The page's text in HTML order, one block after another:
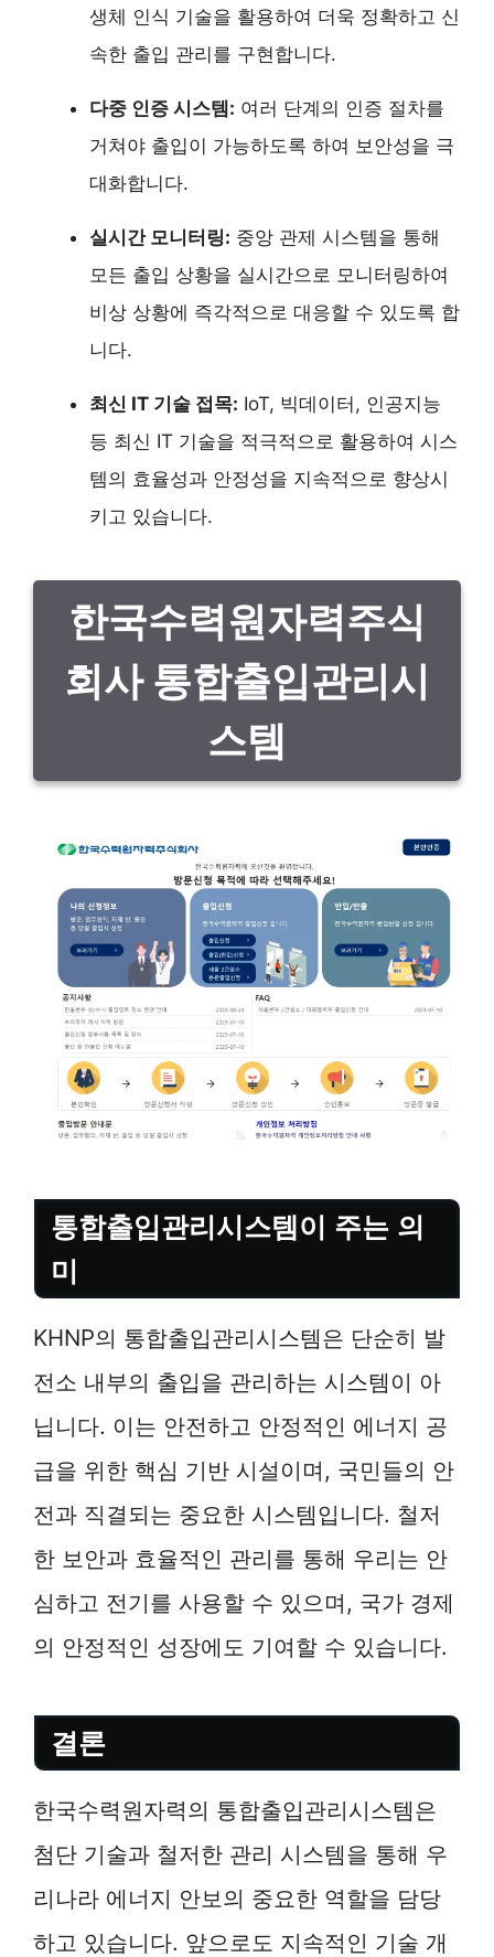
생체 인식 기술을 활용하여 더욱 정확하고 신
속한 출입 관리를 구현합니다.
다중 인증 시스템: 여러 단계의 인증 절차를
거쳐야 출입이 가능하도록 하여 보안성을 극
대화합니다.
실시간 모니터링: 중앙 관제 시스템을 통해
모든 출입 상황을 실시간으로 모니터링하여
비상 상황에 즉각적으로 대응할 수 있도록 합
니다.
최신 IT 기술 접목: IoT, 빅데이터, 인공지능
등 최신 IT 기술을 적극적으로 활용하여 시스
템의 효율성과 안정성을 지속적으로 향상시
키고 있습니다.
한국수력원자력주식
회사 통합출입관리시
스템
통합출입관리시스템이 주는 의
미
KHNP의 통합출입관리시스템은 단순히 발
전소 내부의 출입을 관리하는 시스템이 아
닙니다. 이는 안전하고 안정적인 에너지 공
급을 위한 핵심 기반 시설이며, 국민들의 안
전과 직결되는 중요한 시스템입니다. 철저
한 보안과 효율적인 관리를 통해 우리는 안
심하고 전기를 사용할 수 있으며, 국가 경제
의 안정적인 성장에도 기여할 수 있습니다.
결론
한국수력원자력의 통합출입관리시스템은
첨단 기술과 철저한 관리 시스템을 통해 우
리나라 에너지 안보의 중요한 역할을 담당
하고 있습니다. 앞으로도 지속적인 기술 개